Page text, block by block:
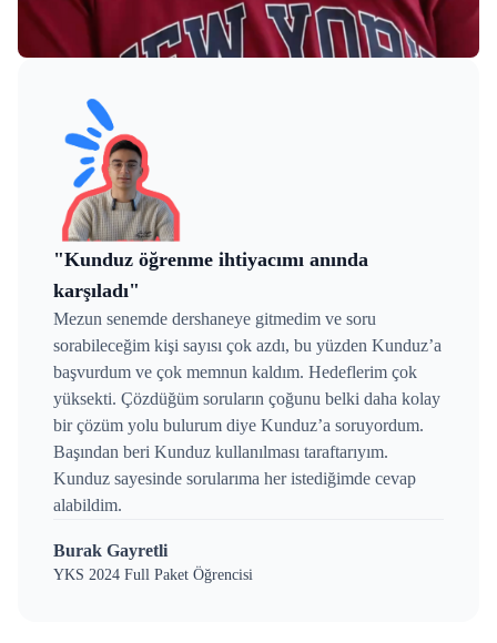
"Kunduz öğrenme ihtiyacımı anında
karşıladı"
Mezun senemde dershaneye gitmedim ve soru
sorabileceğim kişi sayısı çok azdı, bu yüzden Kunduz’a
başvurdum ve çok memnun kaldım. Hedeflerim çok
yüksekti. Çözdüğüm soruların çoğunu belki daha kolay
bir çözüm yolu bulurum diye Kunduz’a soruyordum.
Başından beri Kunduz kullanılması taraftarıyım.
Kunduz sayesinde sorularıma her istediğimde cevap
alabildim.
Burak Gayretli
YKS 2024 Full Paket Öğrencisi